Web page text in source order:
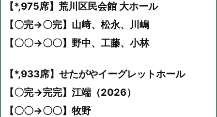
【*,975席】荒川区民会館 大ホール
【〇完→〇完】山﨑、松永、川嶋
【〇〇→〇〇】野中、工藤、小林
【*,933席】せたがやイーグレットホール
【〇完→完完】江端（2026）
【〇〇→〇〇】牧野